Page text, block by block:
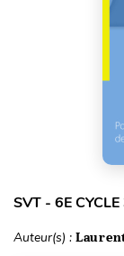
SVT - 6E
Auteur(s) :